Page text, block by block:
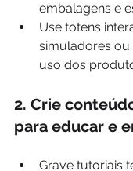
embalagens e
Use totens
simuladores
uso dos
2. Crie
para educar e
Grave tutoriais